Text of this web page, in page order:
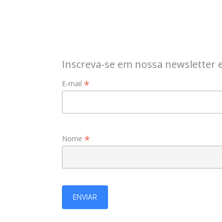
Inscreva-se em nossa newsletter
E-mail *
Nome *